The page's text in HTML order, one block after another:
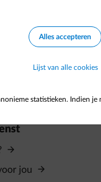
de
uit
jou
Alles accepteren
Lijst van alle cookies
statistieken. Indien je